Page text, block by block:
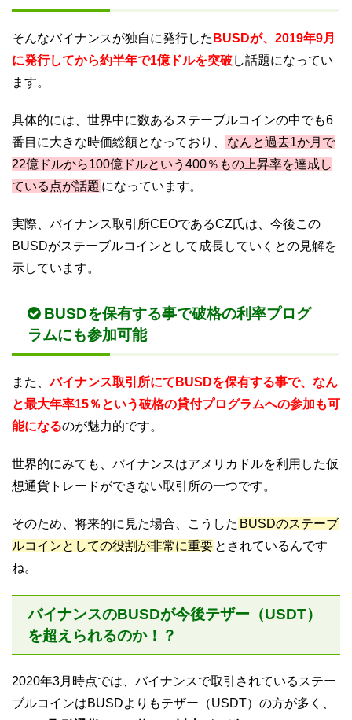
そんなバイナンスが独自に発行した BUSDが、2019年9月
に発行してから約半年で1億ドルを突破し話題になってい
ます。
具体的には、世界中に数あるステーブルコインの中でも6
番目に大きな時価総額となっており、
なんと過去1か月で
22億ドルから100億ドルという400％もの上昇率を達成し
ている点が話題 になっています。
実際、バイナンス取引所CEOであるCZ氏は、今後この
BUSDがステーブルコインとして成長していくとの見解を
示しています。
BUSDを保有する事で破格の利率プログ
ラムにも参加可能
また、バイナンス取引所にてBUSDを保有する事で、なん
と最大年率15％という破格の貸付プログラムへの参加も可
能になるのが魅力的です。
世界的にみても、バイナンスはアメリカドルを利用した仮
想通貨トレードができない取引所の一つです。
そのため、将来的に見た場合、こうした BUSDのステーブ
ルコインとしての役割が非常に重要 とされているんです
ね。
バイナンスのBUSDが今後テザー（USDT）
を超えられるのか！？
2020年3月時点では、バイナンスで取引されているステー
ブルコインはBUSDよりもテザー（USDT）の方が多く、